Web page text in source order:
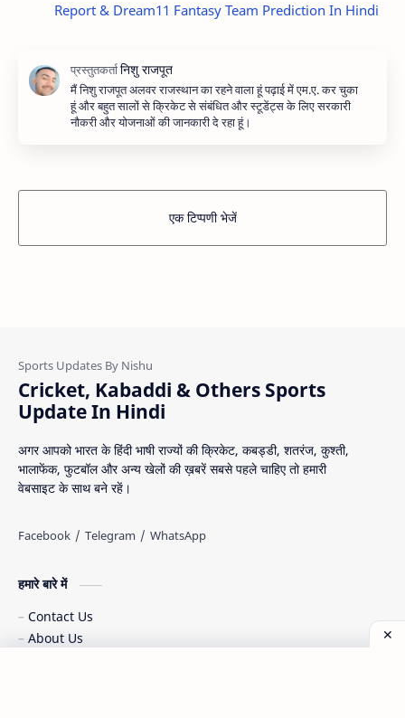
Report & Dream11 Fantasy Team Prediction In Hindi
मैं निशु राजपूत अलवर राजस्थान का रहने वाला हूं पढ़ाई में एम.ए. कर चुका
हूं और बहुत सालों से क्रिकेट से संबंधित और स्टूडेंट्स के लिए सरकारी
नौकरी और योजनाओं की जानकारी दे रहा हूं।
एक टिप्पणी भेजें
Cricket, Kabaddi & Others Sports
Update In Hindi
अगर आपको भारत के हिंदी भाषी राज्यों की क्रिकेट, कबड्डी, शतरंज, कुश्ती,
भालाफेंक, फुटबॉल और अन्य खेलों की ख़बरें सबसे पहले चाहिए तो हमारी
वेबसाइट के साथ बने रहें।
हमारे बारे में
Contact Us
About Us